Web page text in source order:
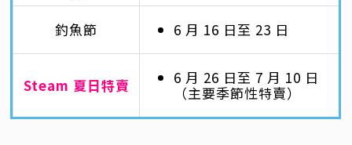
釣魚節 6 月 16 日至 23 日
Steam 夏日特賣
6 月 26 日至 7 月 10 日
（主要季節性特賣）